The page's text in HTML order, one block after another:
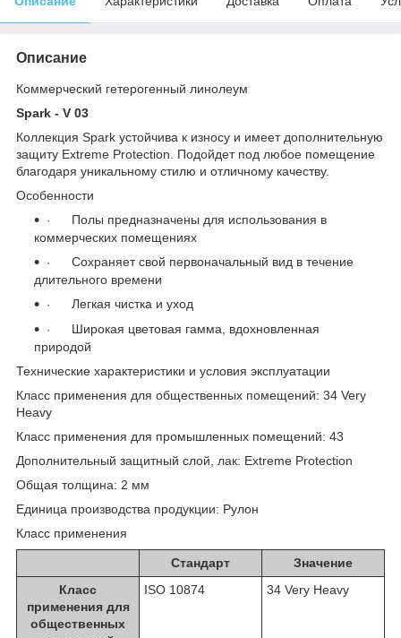
Описание
Коммерческий гетерогенный линолеум
Spark - V 03
Коллекция Spark устойчива к износу и имеет дополнительную
защиту Extreme Protection. Подойдет под любое помещение
благодаря уникальному стилю и отличному качеству.
Особенности
·
Полы предназначены для использования в
коммерческих помещениях
·
Сохраняет свой первоначальный вид в течение
длительного времени
· Легкая чистка и уход
·
Широкая цветовая гамма, вдохновленная
природой
Технические характеристики и условия эксплуатации
Класс применения для общественных помещений: 34 Very
Heavy
Класс применения для промышленных помещений: 43
Дополнительный защитный слой, лак: Extreme Protection
Общая толщина: 2 мм
Единица производства продукции: Рулон
Класс применения
Стандарт
Значение
Класс
применения для
общественных
ISO 10874 34 Very Heavy